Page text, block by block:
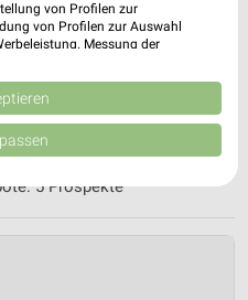
5 Prospekte
von Profilen zur
von Profilen zur Auswahl
Messung der
Quellen. Entwicklung und
reduzierter Daten zur Auswahl
Union weitergegeben und in die